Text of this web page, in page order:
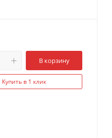
В корзину
Купить в 1 клик